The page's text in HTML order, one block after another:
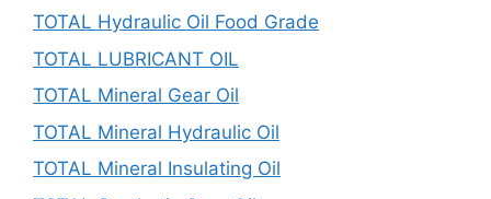
TOTAL Hydraulic Oil Food Grade
TOTAL LUBRICANT OIL
TOTAL Mineral Gear Oil
TOTAL Mineral Hydraulic Oil
TOTAL Mineral Insulating Oil